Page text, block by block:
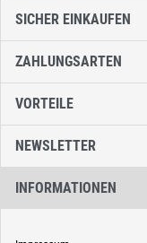
SICHER EINKAUFEN
ZAHLUNGSARTEN
VORTEILE
NEWSLETTER
INFORMATIONEN